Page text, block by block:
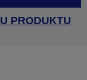
PRODUKTU